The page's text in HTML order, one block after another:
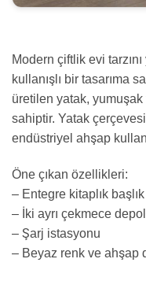
Modern çiftlik evi
kullanışlı bir tasarıma
üretilen yatak,
sahiptir. Yatak
endüstriyel ahşap
Öne çıkan özellikleri:
– Entegre kitaplık başlık
– İki ayrı çekmece
– Şarj istasyonu
– Beyaz renk ve ahşap